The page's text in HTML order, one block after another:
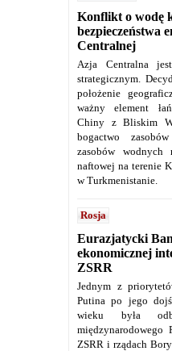
Konflikt o wodę
bezpieczeństwa
Centralnej
Azja Centralna
strategicznym.
położenie
ważny element
Chiny z Bliskim
bogactwo
zasobów
naftowej na terenie
w Turkmenistanie.
Rosja
Eurazjatycki
ekonomicznej
ZSRR
Jednym z
Putina po jego
wieku była
międzynarodowego
ZSRR i rządach